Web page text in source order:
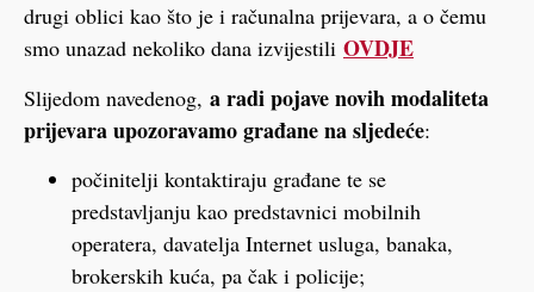
drugi oblici kao što je i računalna prijevara, a o čemu
smo unazad nekoliko dana izvijestili OVDJE
Slijedom navedenog, a radi pojave novih modaliteta
prijevara upozoravamo građane na sljedeće:
počinitelji kontaktiraju građane te se
predstavljanju kao predstavnici mobilnih
operatera, davatelja Internet usluga, banaka,
brokerskih kuća, pa čak i policije;